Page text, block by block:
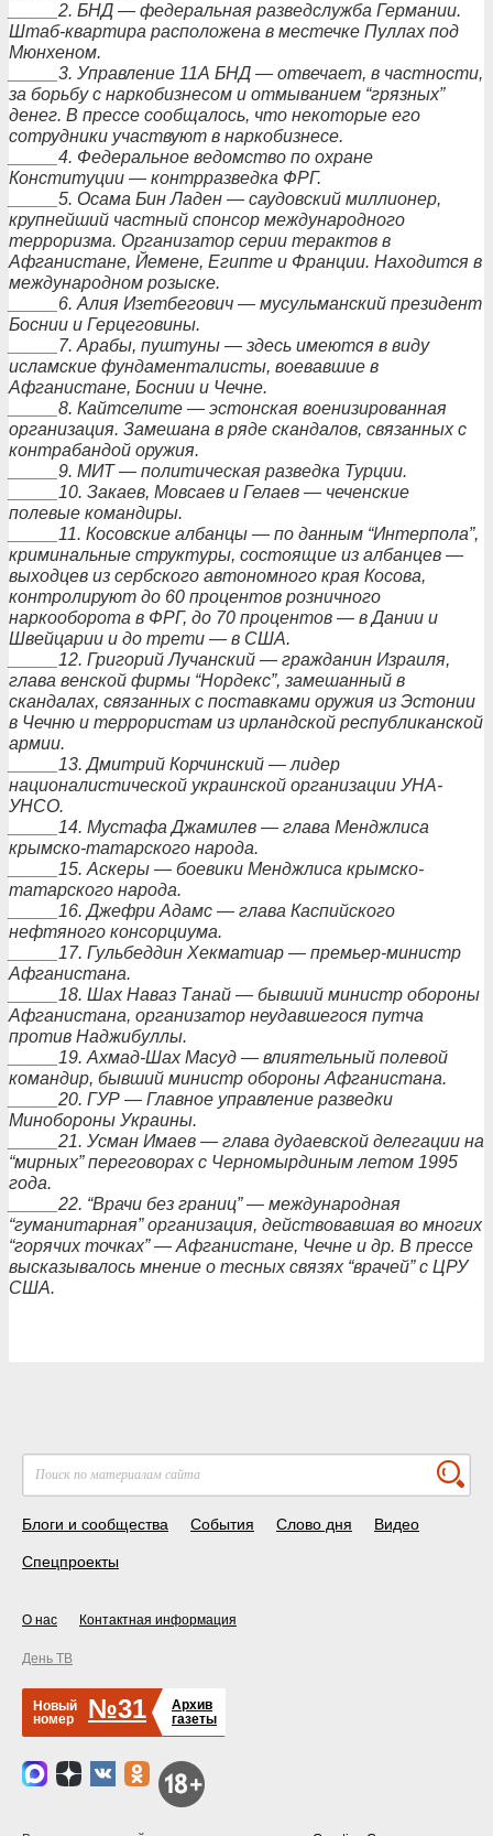
_____2. БНД — федеральная разведслужба Германии.
Штаб-квартира расположена в местечке Пуллах под
Мюнхеном.
_____3. Управление 11А БНД — отвечает, в частности,
за борьбу с наркобизнесом и отмыванием “грязных”
денег. В прессе сообщалось, что некоторые его
сотрудники участвуют в наркобизнесе.
_____4. Федеральное ведомство по охране
Конституции — контрразведка ФРГ.
_____5. Осама Бин Ладен — саудовский миллионер,
крупнейший частный спонсор международного
терроризма. Организатор серии терактов в
Афганистане, Йемене, Египте и Франции. Находится в
международном розыске.
_____6. Алия Изетбегович — мусульманский президент
Боснии и Герцеговины.
_____7. Арабы, пуштуны — здесь имеются в виду
исламские фундаменталисты, воевавшие в
Афганистане, Боснии и Чечне.
_____8. Кайтселите — эстонская военизированная
организация. Замешана в ряде скандалов, связанных с
контрабандой оружия.
_____9. МИТ — политическая разведка Турции.
_____10. Закаев, Мовсаев и Гелаев — чеченские
полевые командиры.
_____11. Косовские албанцы — по данным “Интерпола”,
криминальные структуры, состоящие из албанцев —
выходцев из сербского автономного края Косова,
контролируют до 60 процентов розничного
наркооборота в ФРГ, до 70 процентов — в Дании и
Швейцарии и до трети — в США.
_____12. Григорий Лучанский — гражданин Израиля,
глава венской фирмы “Нордекс”, замешанный в
скандалах, связанных с поставками оружия из Эстонии
в Чечню и террористам из ирландской республиканской
армии.
_____13. Дмитрий Корчинский — лидер
националистической украинской организации УНА-
УНСО.
_____14. Мустафа Джамилев — глава Менджлиса
крымско-татарского народа.
_____15. Аскеры — боевики Менджлиса крымско-
татарского народа.
_____16. Джефри Адамс — глава Каспийского
нефтяного консорциума.
_____17. Гульбеддин Хекматиар — премьер-министр
Афганистана.
_____18. Шах Наваз Танай — бывший министр обороны
Афганистана, организатор неудавшегося путча
против Наджибуллы.
_____19. Ахмад-Шах Масуд — влиятельный полевой
командир, бывший министр обороны Афганистана.
_____20. ГУР — Главное управление разведки
Минобороны Украины.
_____21. Усман Имаев — глава дудаевской делегации на
“мирных” переговорах с Черномырдиным летом 1995
года.
_____22. “Врачи без границ” — международная
“гуманитарная” организация, действовавшая во многих
“горячих точках” — Афганистане, Чечне и др. В прессе
высказывалось мнение о тесных связях “врачей” с ЦРУ
США.
Блоги и сообщества События Слово дня Видео
Спецпроекты
О нас Контактная информация
День ТВ
Новый
номер
№31
Архив
газеты